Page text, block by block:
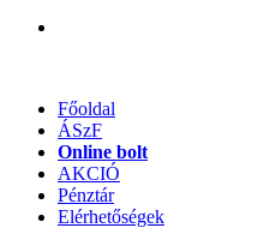
Főoldal
ÁSzF
Online bolt
AKCIÓ
Pénztár
Elérhetőségek